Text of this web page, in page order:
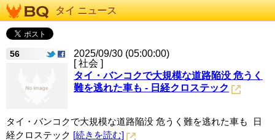
タイ ニュース
56
2025/09/30 (05:00:00)
[ 社会 ]
タイ・バンコクで大規模な道路陥没 危うく
難を逃れた車も - 日経クロステック
タイ・バンコクで大規模な道路陥没 危うく難を逃れた車も 日
経クロステック [続きを読む]